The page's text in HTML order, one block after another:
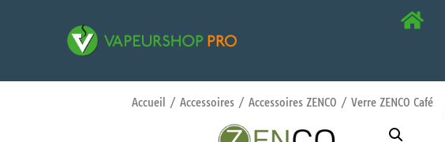
Accueil / Accessoires/ Accessoires ZENCO / Verre ZENCO Café